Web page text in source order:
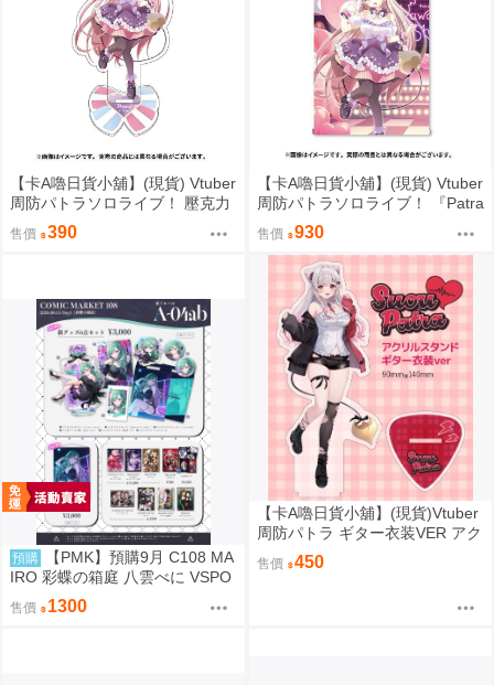
【卡A嚕日貨小舖】(現貨) Vtuber
周防パトラソロライブ！ 壓克力
售價 390
【卡A嚕日貨小舖】(現貨) Vtuber
周防パトラソロライブ！ 『Patra
Suou Sololive kawaii holic shibu
ya”』 B2掛軸
售價 930
預購
【PMK】預購9月 C108 MA
IRO 彩蝶の箱庭 八雲べに VSPO
售價 1300
【卡A嚕日貨小舖】(現貨)Vtuber
周防パトラ ギター衣装VER アク
リルスタンド 壓克力立牌
售價 450